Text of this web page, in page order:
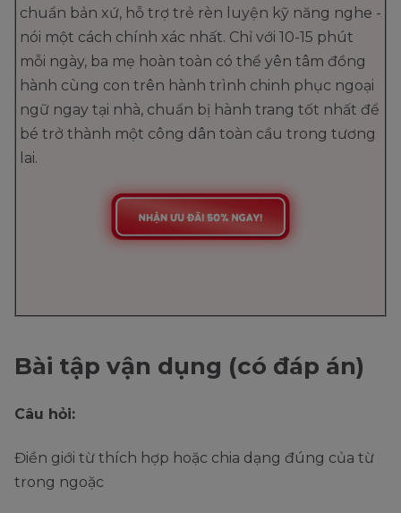
chuẩn bản xứ, hỗ trợ trẻ rèn luyện kỹ năng nghe -
nói một cách chính xác nhất. Chỉ với 10-15 phút
mỗi ngày, ba mẹ hoàn toàn có thể yên tâm đồng
hành cùng con trên hành trình chinh phục ngoại
ngữ ngay tại nhà, chuẩn bị hành trang tốt nhất để
bé trở thành một công dân toàn cầu trong tương
lai.
Bài tập vận dụng (có đáp án)
Câu hỏi:
Điền giới từ thích hợp hoặc chia dạng đúng của từ
trong ngoặc